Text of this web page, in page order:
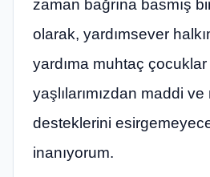
zaman bağrına basmış
olarak, yardımsever
yardıma muhtaç
yaşlılarımızdan maddi
desteklerini
inanıyorum.